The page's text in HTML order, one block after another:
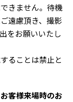
きません。待機
遠慮頂き、撮影
をお願いいたし
ることは禁止と
客様来場時のお